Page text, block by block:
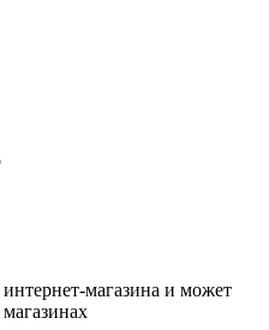
магазина и может